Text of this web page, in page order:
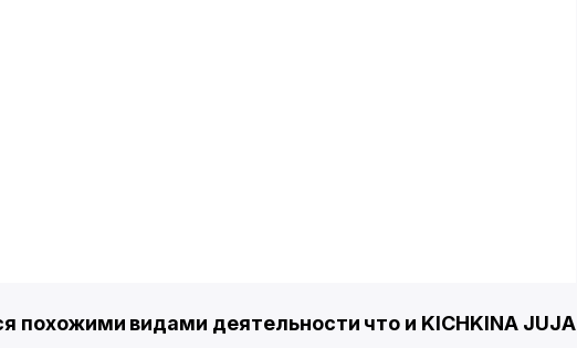
похожими видами деятельности что и KICHKINA JUJA